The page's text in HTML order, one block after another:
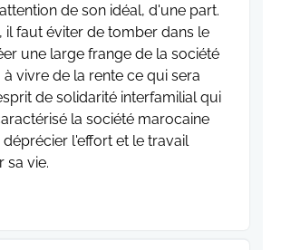
de son idéal, d'une part.
il faut éviter de tomber dans le
une large frange de la société
vivre de la rente ce qui sera
de solidarité interfamilial qui
la société marocaine
déprécier l'effort et le travail
sa vie.